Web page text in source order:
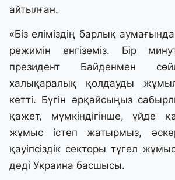
айтылған.
«Біз еліміздің барлық
режимін енгіземіз. Бір
президент Байденмен
халықаралық қолдауды
кетті. Бүгін әрқайсыңыз
қажет, мүмкіндігінше, үйде
жұмыс істеп жатырмыз,
қауіпсіздік секторы түгел
деді Украина басшысы.